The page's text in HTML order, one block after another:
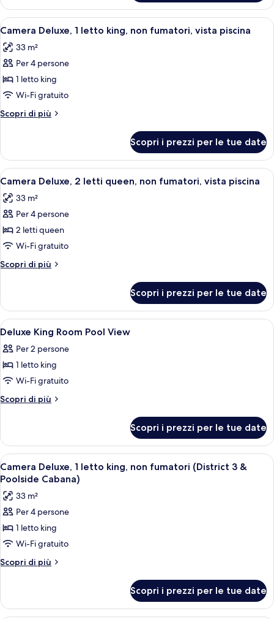
fumatori
Classic,
letto
non
fumatori
Apri
tutte
le
foto
per
Camera
Deluxe,
1
king,
non
fumatori,
vista
piscina
Una camera d'albergo moderna con
7
Camera Deluxe, 1 letto king, non fumatori, vista piscina
33 m²
Per 4 persone
1 letto king
Wi-Fi gratuito
Scopri di più
Altri
Deluxe,
letto
non
fumatori,
piscina
Scopri i prezzi per le tue date
Apri
tutte
le
foto
per
Camera
Deluxe,
2
queen,
non
fumatori,
vista
piscina
Camera d'albergo con due letti, una
9
Camera Deluxe, 2 letti queen, non fumatori, vista piscina
33 m²
Per 4 persone
2 letti queen
Wi-Fi gratuito
Scopri di più
Altri
Deluxe,
letti
non
fumatori,
piscina
Scopri i prezzi per le tue date
Apri
tutte
le
foto
per
Deluxe
Pool
View
Copriletto in piuma, materassi a
4
Deluxe King Room Pool View
Per 2 persone
1 letto king
Wi-Fi gratuito
Scopri di più
Altri
King
Room
Pool
View
Scopri i prezzi per le tue date
Apri
tutte
le
foto
per
Camera
Deluxe,
1
non
fumatori
Una camera d'albergo moderna con
9
Camera Deluxe, 1 letto king, non fumatori (District 3 &
Poolside Cabana)
33 m²
Per 4 persone
1 letto king
Wi-Fi gratuito
Scopri di più
Altri
Deluxe,
Scopri i prezzi per le tue date